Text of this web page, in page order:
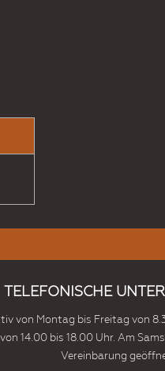
TELEFONISCHE
von Montag bis Freitag von
von 14.00 bis 18.00 Uhr. Am
Vereinbarung